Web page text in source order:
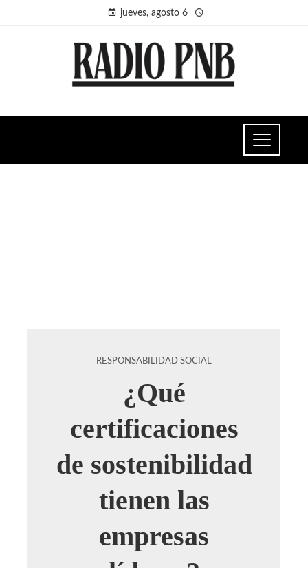
jueves, agosto 6
RESPONSABILIDAD SOCIAL
¿Qué
certificaciones
de sostenibilidad
tienen las
empresas